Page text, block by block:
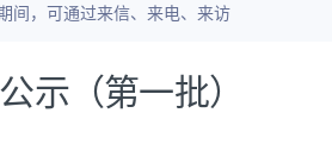
间，可通过来信、来电、来访
示（第一批）